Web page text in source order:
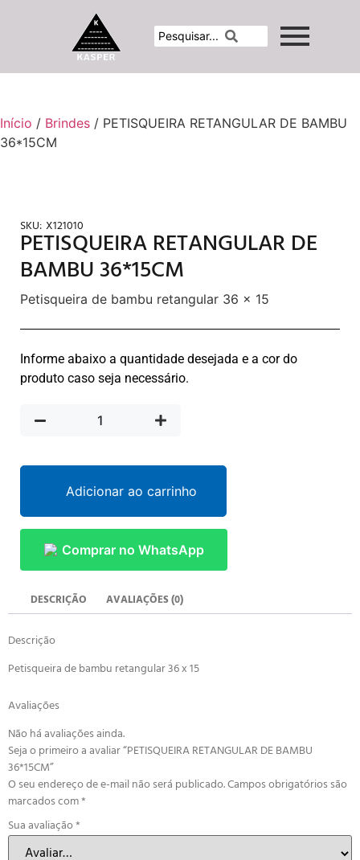
Início / Brindes / PETISQUEIRA RETANGULAR DE BAMBU
36*15CM
SKU: X121010
PETISQUEIRA RETANGULAR DE
BAMBU 36*15CM
Petisqueira de bambu retangular 36 x 15
Informe abaixo a quantidade desejada e a cor do
produto caso seja necessário.
Adicionar ao carrinho
Comprar no WhatsApp
DESCRIÇÃO AVALIAÇÕES (0)
Descrição
Petisqueira de bambu retangular 36 x 15
Avaliações
Não há avaliações ainda.
Seja o primeiro a avaliar “PETISQUEIRA RETANGULAR DE BAMBU
36*15CM”
O seu endereço de e-mail não será publicado.Campos obrigatórios são
marcados com*
Sua avaliação*